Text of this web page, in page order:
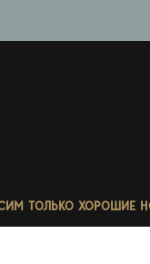
ТОЛЬКО ХОРОШИЕ